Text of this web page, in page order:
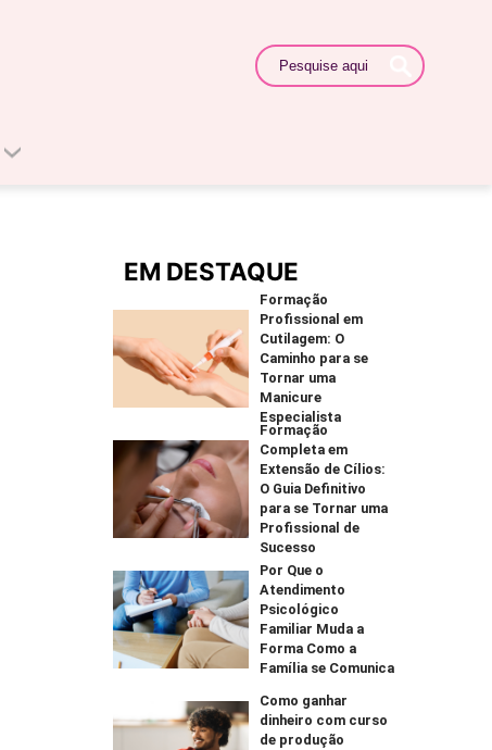
EM DESTAQUE
Formação
Profissional em
Cutilagem: O
Caminho para se
Tornar uma
Manicure
Especialista
Formação
Completa em
Extensão de Cílios:
O Guia Definitivo
para se Tornar uma
Profissional de
Sucesso
Por Que o
Atendimento
Psicológico
Familiar Muda a
Forma Como a
Família se Comunica
Como ganhar
dinheiro com curso
de produção